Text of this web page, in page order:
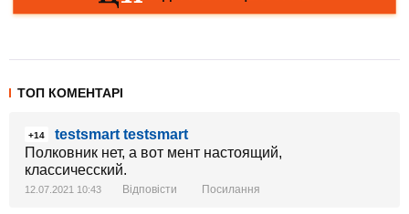
ТОП КОМЕНТАРІ
+14
testsmart testsmart
Полковник нет, а вот мент настоящий,
классичесский.
12.07.2021 10:43 Відповісти Посилання